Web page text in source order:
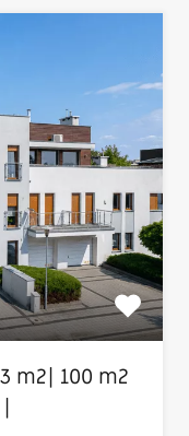
m2| 100 m2